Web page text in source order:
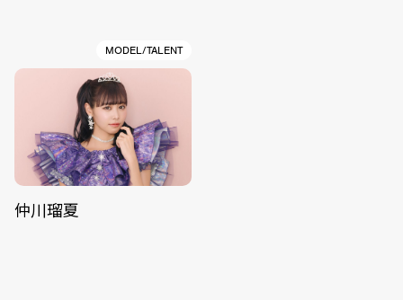
MODEL/TALENT
仲川瑠夏